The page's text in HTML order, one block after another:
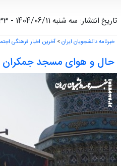
تاریخ انتشار: سه شنبه 1404/06/11 - 03:33
خبرنامه دانشجویان ایران> آخرین اخبار فرهنگی
حال و هوای مسجد